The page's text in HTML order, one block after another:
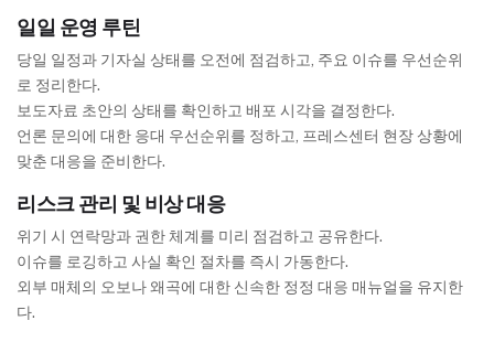
일일 운영 루틴
당일 일정과 기자실 상태를 오전에 점검하고, 주요 이슈를 우선순위
로 정리한다.
보도자료 초안의 상태를 확인하고 배포 시각을 결정한다.
언론 문의에 대한 응대 우선순위를 정하고, 프레스센터 현장 상황에
맞춘 대응을 준비한다.
리스크 관리 및 비상 대응
위기 시 연락망과 권한 체계를 미리 점검하고 공유한다.
이슈를 로깅하고 사실 확인 절차를 즉시 가동한다.
외부 매체의 오보나 왜곡에 대한 신속한 정정 대응 매뉴얼을 유지한
다.